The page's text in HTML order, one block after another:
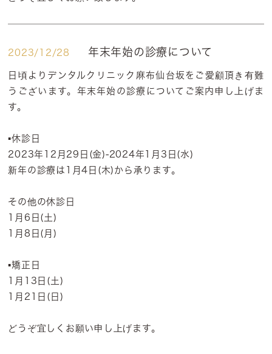
2023/12/28 年末年始の診療について
日頃よりデンタルクリニック麻布仙台坂をご愛顧頂き有難
うございます。年末年始の診療についてご案内申し上げま
す。
▪️休診日
2023年12月29日(金)-2024年1月3日(水)
新年の診療は1月4日(木)から承ります。
その他の休診日
1月6日(土)
1月8日(月)
▪️矯正日
1月13日(土)
1月21日(日)
どうぞ宜しくお願い申し上げます。